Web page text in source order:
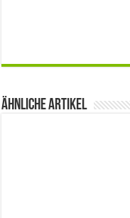
Ähnliche Artikel